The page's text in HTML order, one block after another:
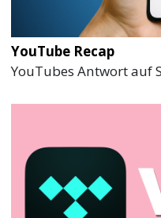
YouTube Recap
YouTubes Antwort auf